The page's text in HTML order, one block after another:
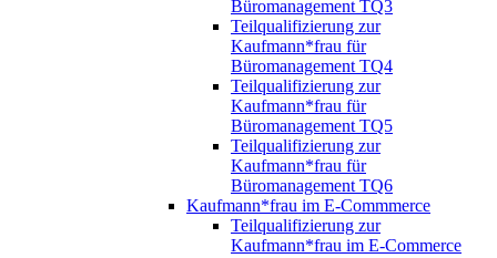
Büromanagement TQ3
Teilqualifizierung zur
Kaufmann*frau für
Büromanagement TQ4
Teilqualifizierung zur
Kaufmann*frau für
Büromanagement TQ5
Teilqualifizierung zur
Kaufmann*frau für
Büromanagement TQ6
Kaufmann*frau im E-Commmerce
Teilqualifizierung zur
Kaufmann*frau im E-Commerce